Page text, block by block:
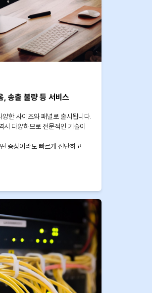
, 송출 불량 등 서비스
한 사이즈와 패널로 출시됩니다.
시 다양하므로 전문적인 기술이
증상이라도 빠르게 진단하고